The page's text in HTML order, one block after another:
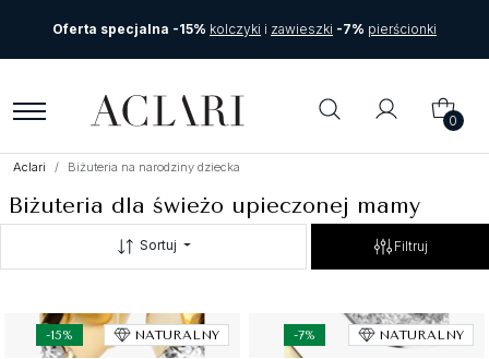
Oferta specjalna -15% kolczyki i zawieszki -7% pierścionki
0
Aclari Biżuteria na narodziny dziecka
Biżuteria dla świeżo upieczonej mamy
Sortuj Filtruj
-15% NATURALNY -7% NATURALNY